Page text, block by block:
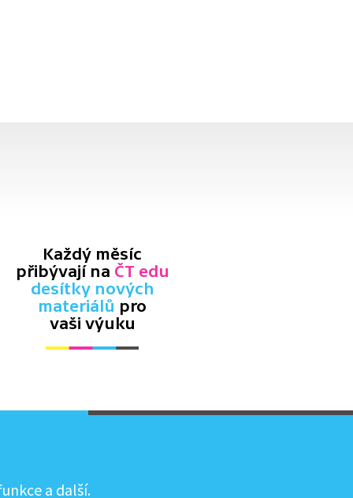
Každý měsíc
přibývají na ČT edu
desítky nových
materiálů pro
vaši výuku
a další.